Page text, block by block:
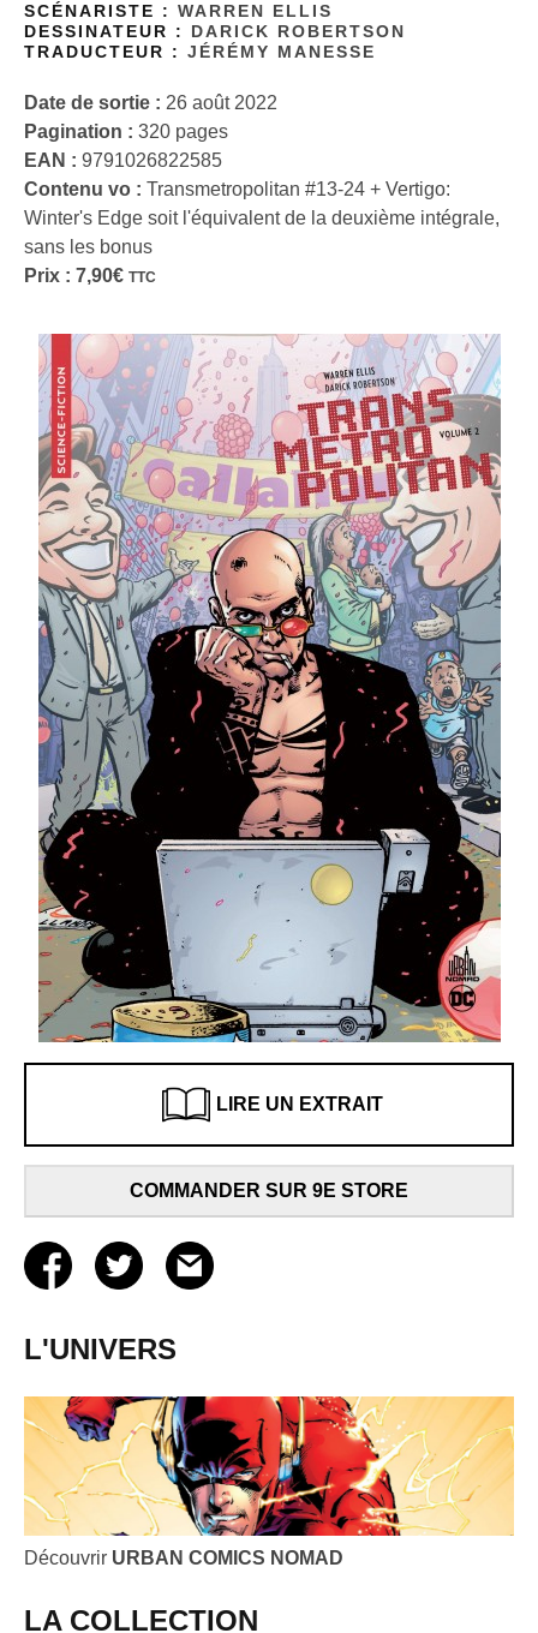
SCÉNARISTE : WARREN ELLIS
DESSINATEUR :
DARICK ROBERTSON
TRADUCTEUR : JÉRÉMY MANESSE
Date de sortie : 26 août 2022
Pagination : 320 pages
EAN : 9791026822585
Contenu vo : Transmetropolitan #13-24 + Vertigo:
Winter's Edge soit l'équivalent de la deuxième intégrale,
sans les bonus
Prix : 7,90€ TTC
LIRE UN EXTRAIT
COMMANDER SUR 9E STORE
L'UNIVERS
Découvrir URBAN COMICS NOMAD
LA COLLECTION